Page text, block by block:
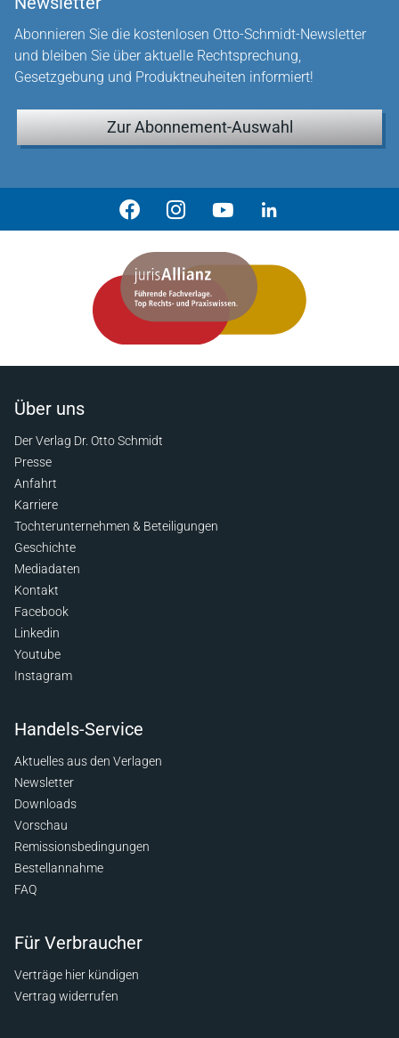
Abonnieren Sie die kostenlosen Otto-Schmidt-Newsletter
und bleiben Sie über aktuelle Rechtsprechung,
Gesetzgebung und Produktneuheiten informiert!
Zur Abonnement-Auswahl
Über uns
Der Verlag Dr. Otto Schmidt
Presse
Anfahrt
Karriere
Tochterunternehmen & Beteiligungen
Geschichte
Mediadaten
Kontakt
Facebook
Linkedin
Youtube
Instagram
Handels-Service
Aktuelles aus den Verlagen
Newsletter
Downloads
Vorschau
Remissionsbedingungen
Bestellannahme
FAQ
Für Verbraucher
Verträge hier kündigen
Vertrag widerrufen